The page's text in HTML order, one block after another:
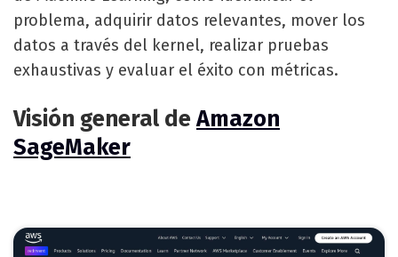
problema, adquirir datos relevantes, mover los
datos a través del kernel, realizar pruebas
exhaustivas y evaluar el éxito con métricas.
Visión general deAmazon
SageMaker